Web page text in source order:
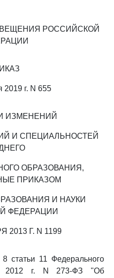
РОССИЙСКОЙ
2019 г. N 655
ИЗМЕНЕНИЙ
И СПЕЦИАЛЬНОСТЕЙ
ОБРАЗОВАНИЯ,
ПРИКАЗОМ
И НАУКИ
ФЕДЕРАЦИИ
2013 Г. N 1199
статьи 11 Федерального
2012 г. N 273-ФЗ "Об